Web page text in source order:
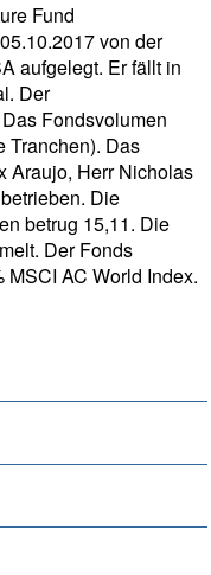
Fund
von der
aufgelegt. Er fällt in
Der
Fondsvolumen
Tranchen). Das
Araujo, Herr Nicholas
Die
betrug 15,11. Die
Der Fonds
AC World Index.